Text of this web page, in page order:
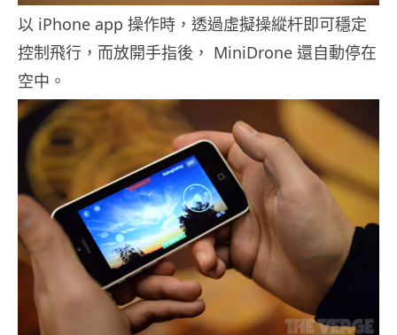
以 iPhone app 操作時，透過虛擬操縱杆即可穩定
控制飛行，而放開手指後， MiniDrone 還自動停在
空中。